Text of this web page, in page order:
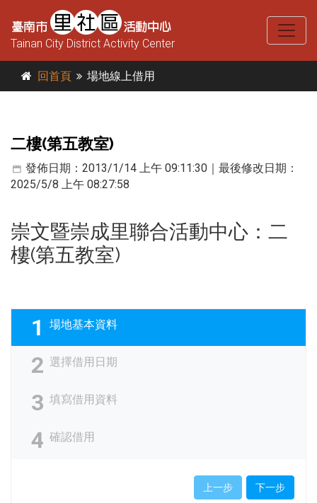
Tainan City District Activity Center
回首頁 場地線上借用
二樓(第五教室)
發佈日期：2013/1/14 上午 09:11:30｜最後修改日期：
2025/5/8 上午 08:27:58
崇文暨崇成里聯合活動中心 ：二
樓(第五教室)
1 場地基本資料
2 選擇借用日期
3 填寫借用資料
4 確認借用
上一步 下一步